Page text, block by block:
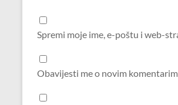
Spremi moje ime, e-poštu i web-
Obavijesti me o novim